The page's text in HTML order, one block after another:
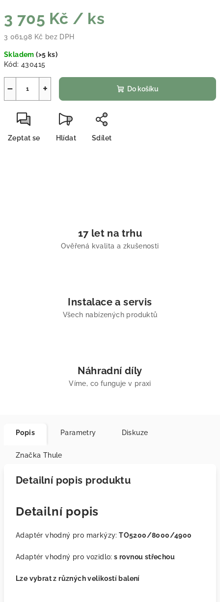
3 705 Kč / ks
3 061,98 Kč bez DPH
Skladem(>5 ks)
Kód: 430415
+
− Do košíku
Zeptat se Hlídat Sdílet
17 let na trhu
Ověřená kvalita a zkušenosti
Instalace a servis
Všech nabízených produktů
Náhradní díly
Víme, co funguje v praxi
Popis Parametry Diskuze
Značka Thule
Detailní popis produktu
Detailní popis
Adaptér vhodný pro markýzy: TO5200/8000/4900
Adaptér vhodný pro vozidlo: s rovnou střechou
Lze vybrat z různých velikostí balení